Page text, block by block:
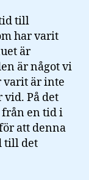
till
har varit
är
är något vi
varit är inte
På det
från en tid i
att denna
till det